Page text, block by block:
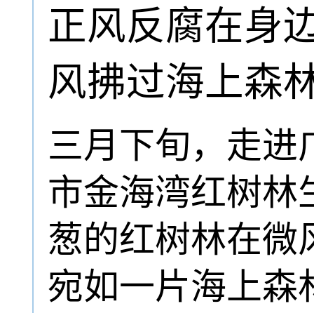
正风反腐在身
风拂过海上森
三月下旬，走进
市金海湾红树林
葱的红树林在微
宛如一片海上森